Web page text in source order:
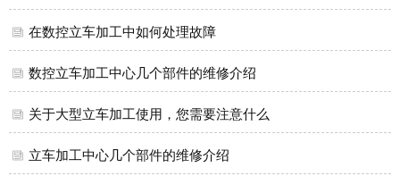
在数控立车加工中如何处理故障
数控立车加工中心几个部件的维修介绍
关于大型立车加工使用，您需要注意什么
立车加工中心几个部件的维修介绍